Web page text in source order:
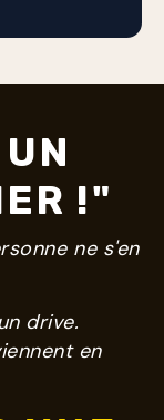
!"
ne s'en
drive.
en